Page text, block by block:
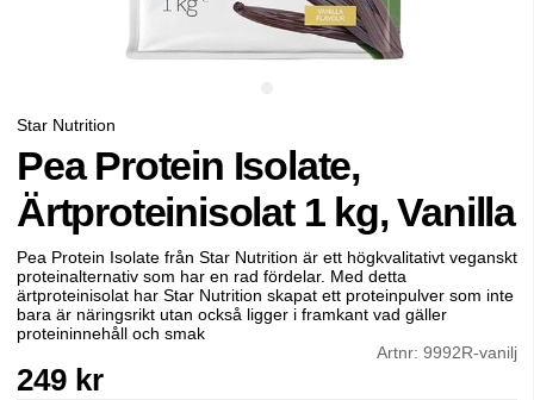
Star Nutrition
Pea Protein Isolate,
Ärtproteinisolat 1 kg, Vanilla
Pea Protein Isolate från Star Nutrition är ett högkvalitativt veganskt
proteinalternativ som har en rad fördelar. Med detta
ärtproteinisolat har Star Nutrition skapat ett proteinpulver som inte
bara är näringsrikt utan också ligger i framkant vad gäller
proteininnehåll och smak
Artnr: 9992R-vanilj
249 kr